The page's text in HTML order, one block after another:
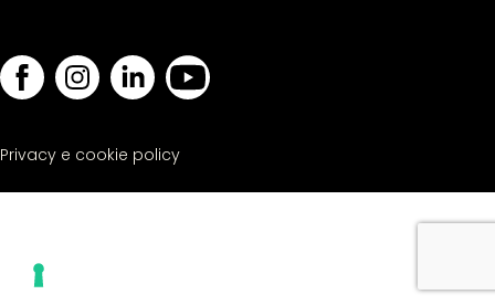
Privacy e cookie policy